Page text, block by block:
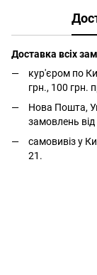
Доставка всіх
кур'єром по
грн., 100 грн.
Нова Пошта,
замовлень від
самовивіз у
21.